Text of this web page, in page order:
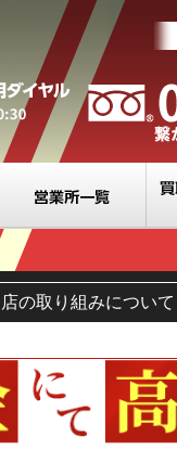
の取り組みについて